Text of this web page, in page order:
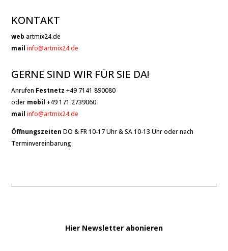
KONTAKT
web artmix24.de
mail info@artmix24.de
GERNE SIND WIR FÜR SIE DA!
Anrufen Festnetz +49 7141 890080
oder mobil +49 171 2739060
mailinfo@artmix24.de
Öffnungszeiten DO & FR 10-17 Uhr & SA 10-13 Uhr oder nach
Terminvereinbarung.
Hier Newsletter abonieren